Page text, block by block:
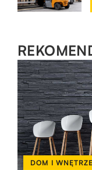
DOM I WNĘTRZE